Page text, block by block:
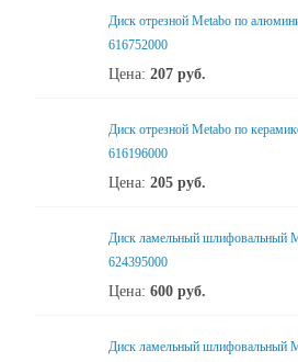
Диск отрезной Metabo по
616752000
Цена: 207 руб.
Диск отрезной Metabo по
616196000
Цена: 205 руб.
Диск ламельный шлифовальный
624395000
Цена: 600 руб.
Диск ламельный шлифовальный